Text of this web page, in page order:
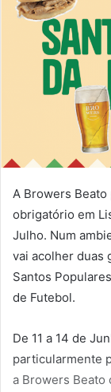
A Browers
obrigatório em
Julho. Num
vai acolher duas
Santos
de Futebol.
De 11 a 14 de
particularmente
a Browers Beato